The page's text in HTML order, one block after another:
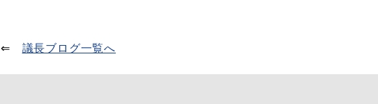
⇐ 議長ブログ一覧へ